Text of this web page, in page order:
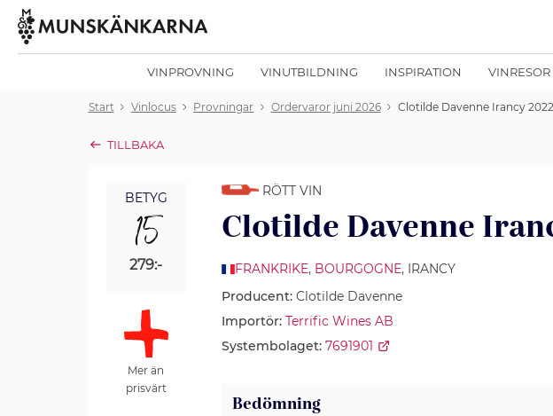
VINPROVNING VINUTBILDNING INSPIRATION VINRESOR
Start Vinlocus Provningar Ordervaror juni 2026 Clotilde Davenne Irancy 2022
TILLBAKA
BETYG
15
279:-
Mer än
prisvärt
RÖTT VIN
Clotilde Davenne
FRANKRIKE, BOURGOGNE, IRANCY
Producent:Clotilde Davenne
Importör: Terrific Wines AB
Systembolaget: 7691901
Bedömning